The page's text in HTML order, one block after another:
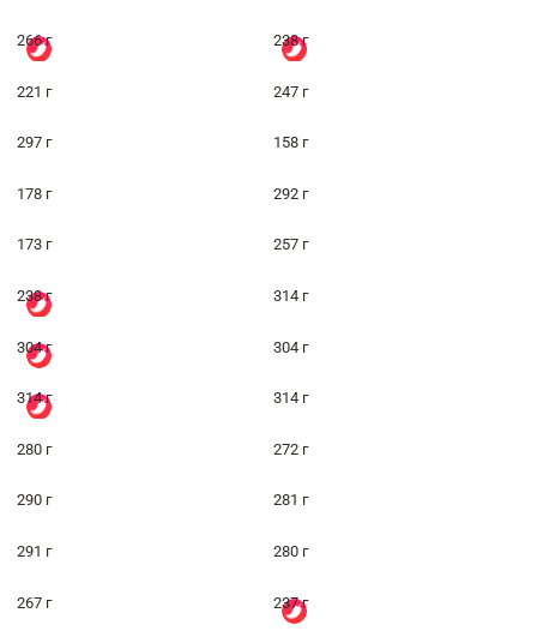
266 г 238 г
221 г 247 г
297 г 158 г
178 г 292 г
173 г 257 г
238 г 314 г
304 г 304 г
314 г 314 г
280 г 272 г
290 г 281 г
291 г 280 г
267 г 237 г